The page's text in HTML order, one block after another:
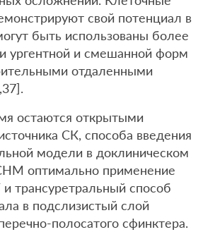
свой потенциал в
быть использованы более
ургентной и смешанной форм
отдаленными
остаются открытыми
СК, способа введения
модели в доклиническом
оптимально применение
способ
в подслизистый слой
полосатого сфинктера.